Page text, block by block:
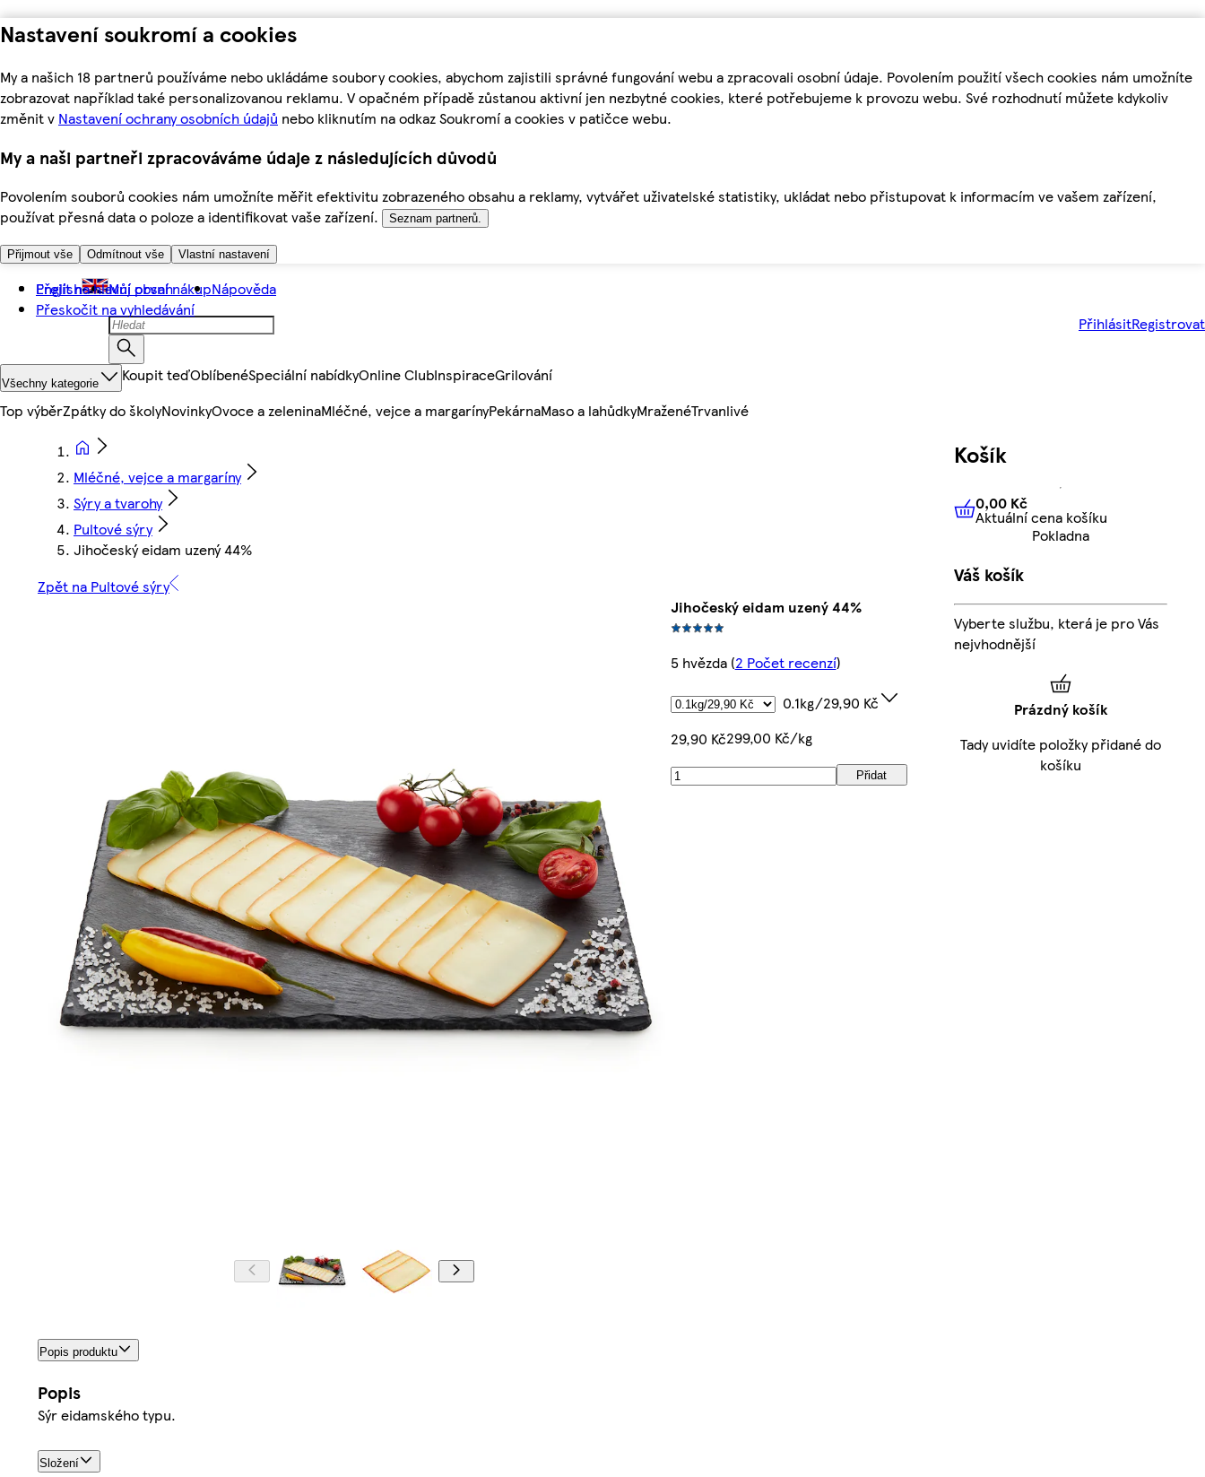
Nastavení soukromí a cookies
My a našich 18 partnerů používáme nebo ukládáme soubory cookies, abychom zajistili správné fungování webu a zpracovali osobní údaje. Povolením použití všech cookies nám umožníte
zobrazovat například také personalizovanou reklamu. V opačném případě zůstanou aktivní jen nezbytné cookies, které potřebujeme k provozu webu. Své rozhodnutí můžete kdykoliv
změnit v Nastavení ochrany osobních údajů nebo kliknutím na odkaz Soukromí a cookies v patičce webu.
My a naši partneři zpracováváme údaje z následujících důvodů
Povolením souborů cookies nám umožníte měřit efektivitu zobrazeného obsahu a reklamy, vytvářet uživatelské statistiky, ukládat nebo přistupovat k informacím ve vašem zařízení,
používat přesná data o poloze a identifikovat vaše zařízení.
Seznam partnerů.
Přijmout vše Odmítnout vše Vlastní nastavení
Přejít na hlavní obsah
Přeskočit na vyhledávání
English Můj první nákupNápověda
PřihlásitRegistrovat
Všechny kategorie Koupit teďOblíbenéSpeciální nabídkyOnline ClubInspiraceGrilování
Top výběrZpátky do školyNovinkyOvoce a zeleninaMléčné, vejce a margarínyPekárnaMaso a lahůdkyMraženéTrvanlivé
Mléčné, vejce a margaríny
Sýry a tvarohy
Pultové sýry
Jihočeský eidam uzený 44%
Zpět na Pultové sýry
Jihočeský eidam uzený 44%
5 hvězda(2 Počet recenzí)
0.1kg/29,90 Kč
29,90 Kč299,00 Kč/kg
Přidat
Popis produktu
Popis
Sýr eidamského typu.
Složení
Košík
0,00 KčAktuální cena košíku
0,00 Kč
Aktuální cena košíku
Pokladna
Váš košík
Vyberte službu, která je pro Vás
nejvhodnější
Prázdný košík
Tady uvidíte položky přidané do
košíku